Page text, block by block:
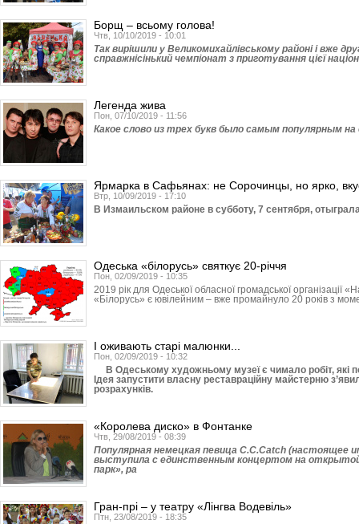
Борщ – всьому голова!
Чтв, 10/10/2019 - 10:01
Так вирішили у Великомихай­лівському районі і вже
справжнісінький чемпіонат з приготування цієї
Легенда жива
Пон, 07/10/2019 - 11:56
Какое слово из трех букв было самым популярным
Ярмарка в Сафьянах: не Сорочинцы, но ярко,
Втр, 10/09/2019 - 17:10
В Измаильском районе в субботу, 7 сентября,
Одеська «білорусь» святкує 20-річчя
Пон, 02/09/2019 - 10:35
2019 рік для Одеської обласної громадської організації
«Білорусь» є ювілейним – вже промайнуло 20 років з
І оживають старі малюнки...
Пон, 02/09/2019 - 10:32
В Одеському художньому музеї є чимало робіт, які
Ідея запустити власну реставраційну майстерню
розрахунків.
«Королева диско» в Фонтанке
Чтв, 29/08/2019 - 08:39
Популярная немецкая певица C.C.Catch (настоящее
выступила с единственным концертом на
парк», ра
Гран-прі – у театру «Лінгва Водевіль»
Птн, 23/08/2019 - 18:35